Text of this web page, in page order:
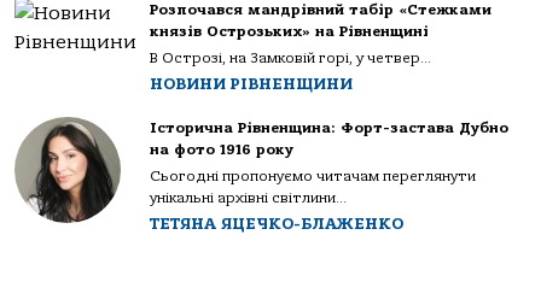
Розпочався мандрівний табір «Стежками
князів Острозьких» на Рівненщині
В Острозі, на Замковій горі, у четвер...
НОВИНИ РІВНЕНЩИНИ
Історична Рівненщина: Форт-застава Дубно
на фото 1916 року
Сьогодні пропонуємо читачам переглянути
унікальні архівні світлини...
ТЕТЯНА ЯЦЕЧКО-БЛАЖЕНКО